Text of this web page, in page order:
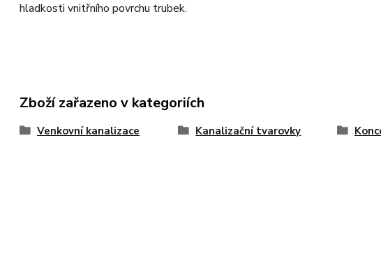
hladkosti vnitřního povrchu trubek.
Zboží zařazeno v kategoriích
Venkovní kanalizace Kanalizační tvarovky